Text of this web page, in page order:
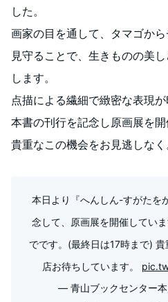
した。
画家の目を通して、タマゴか
見守ることで、生きものの美
します。
点描による繊細で緻密な表現が
本書の刊行を記念し原画展を開
貴重なこの機会をお見逃しなく
本日より『へんしん-すがたを
念して、原画展を開催してい
でです。(最終日は17時まで)
店お待ちしています。
— 青山ブックセンター